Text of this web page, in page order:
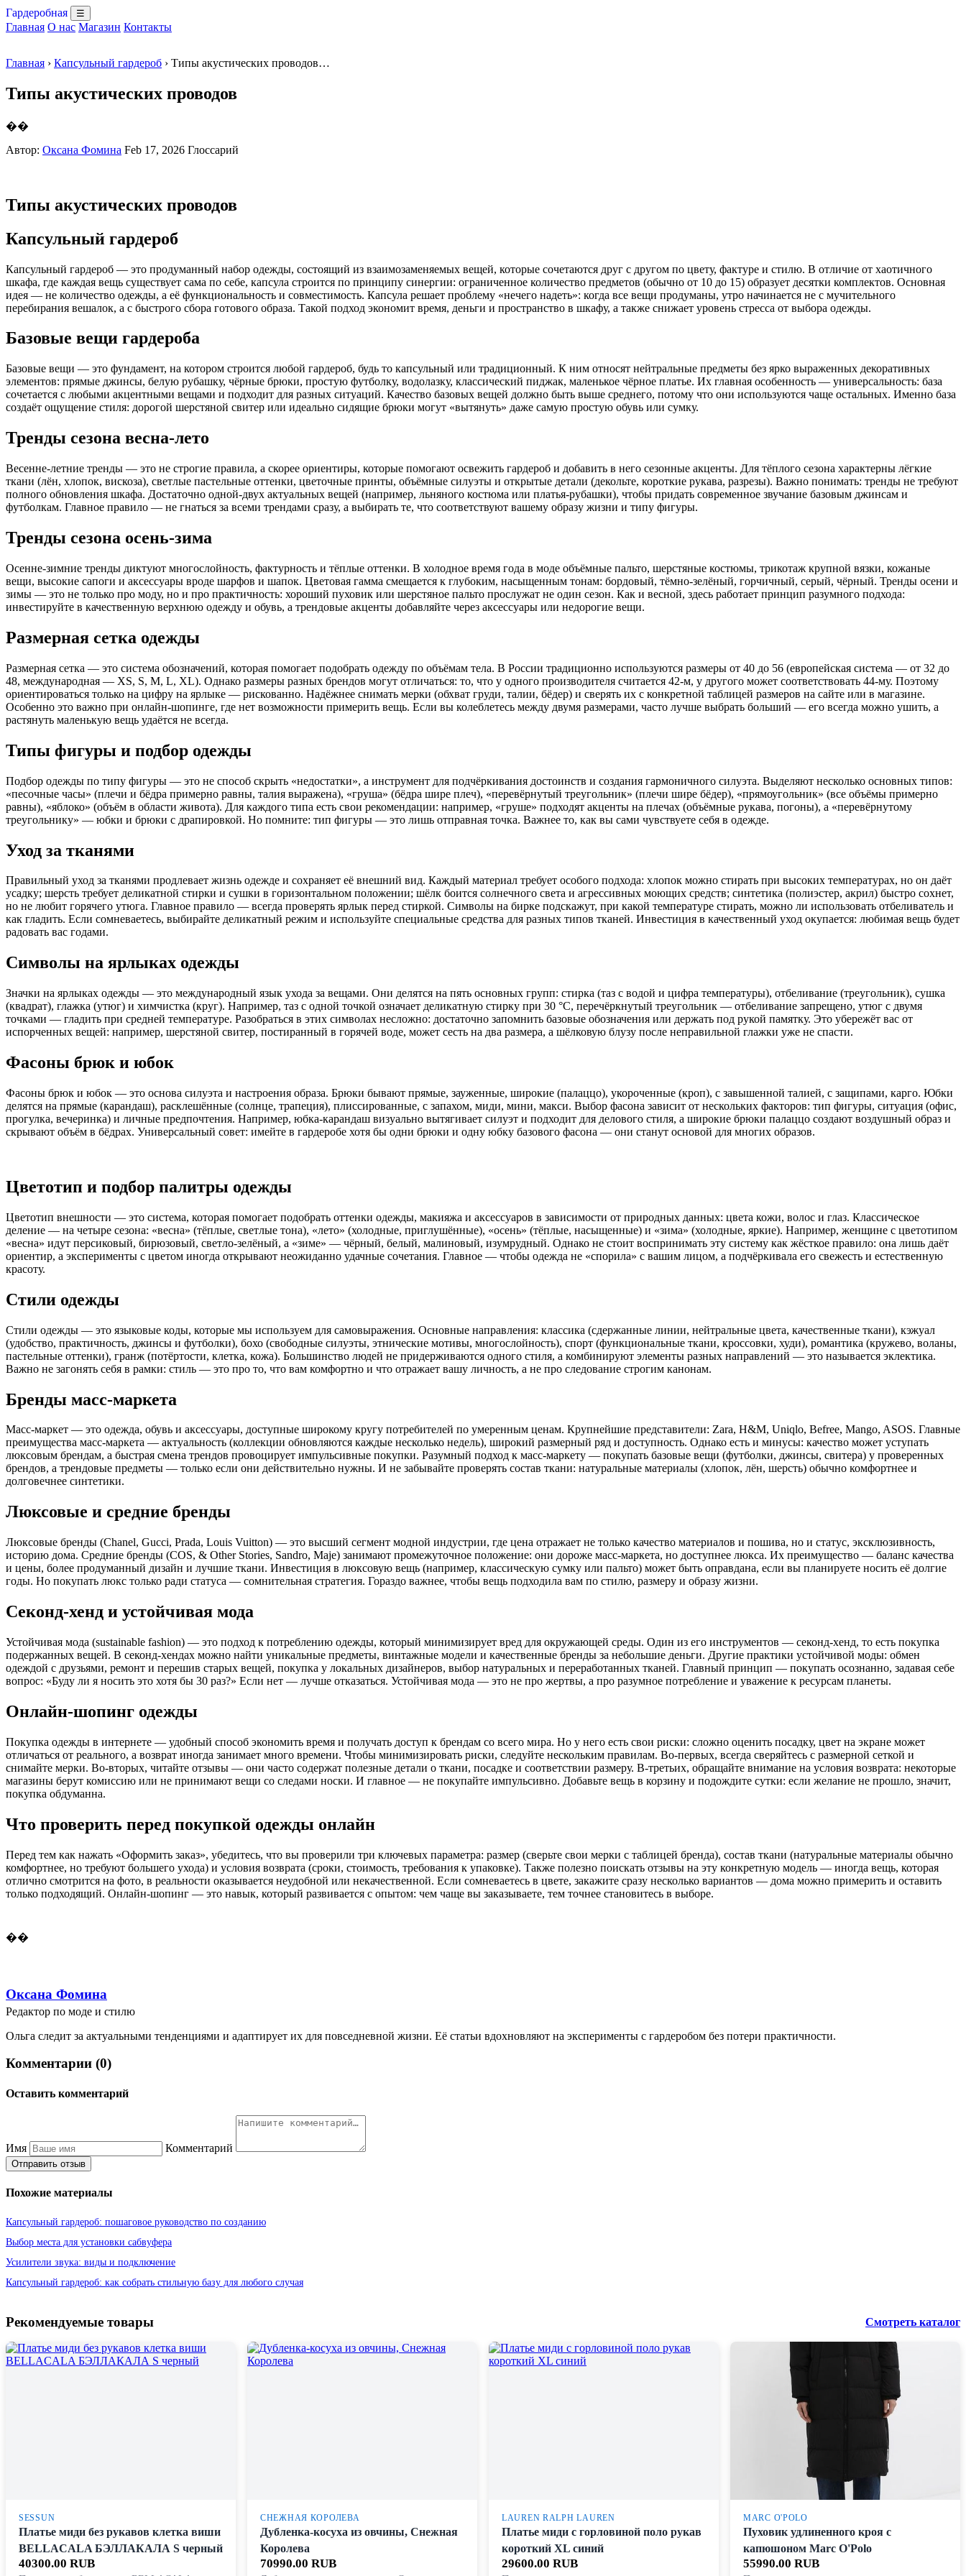
Гардеробная ☰
Главная О нас Магазин Контакты
Главная › Капсульный гардероб › Типы акустических проводов…
Типы акустических проводов
��
Автор: Оксана Фомина Feb 17, 2026 Глоссарий
Типы акустических проводов
Капсульный гардероб
Капсульный гардероб — это продуманный набор одежды, состоящий из взаимозаменяемых вещей, которые сочетаются друг с другом по цвету, фактуре и стилю. В отличие от хаотичного
шкафа, где каждая вещь существует сама по себе, капсула строится по принципу синергии: ограниченное количество предметов (обычно от 10 до 15) образует десятки комплектов. Основная
идея — не количество одежды, а её функциональность и совместимость. Капсула решает проблему «нечего надеть»: когда все вещи продуманы, утро начинается не с мучительного
перебирания вешалок, а с быстрого сбора готового образа. Такой подход экономит время, деньги и пространство в шкафу, а также снижает уровень стресса от выбора одежды.
Базовые вещи гардероба
Базовые вещи — это фундамент, на котором строится любой гардероб, будь то капсульный или традиционный. К ним относят нейтральные предметы без ярко выраженных декоративных
элементов: прямые джинсы, белую рубашку, чёрные брюки, простую футболку, водолазку, классический пиджак, маленькое чёрное платье. Их главная особенность — универсальность: база
сочетается с любыми акцентными вещами и подходит для разных ситуаций. Качество базовых вещей должно быть выше среднего, потому что они используются чаще остальных. Именно база
создаёт ощущение стиля: дорогой шерстяной свитер или идеально сидящие брюки могут «вытянуть» даже самую простую обувь или сумку.
Тренды сезона весна-лето
Весенне-летние тренды — это не строгие правила, а скорее ориентиры, которые помогают освежить гардероб и добавить в него сезонные акценты. Для тёплого сезона характерны лёгкие
ткани (лён, хлопок, вискоза), светлые пастельные оттенки, цветочные принты, объёмные силуэты и открытые детали (декольте, короткие рукава, разрезы). Важно понимать: тренды не требуют
полного обновления шкафа. Достаточно одной-двух актуальных вещей (например, льняного костюма или платья-рубашки), чтобы придать современное звучание базовым джинсам и
футболкам. Главное правило — не гнаться за всеми трендами сразу, а выбирать те, что соответствуют вашему образу жизни и типу фигуры.
Тренды сезона осень-зима
Осенне-зимние тренды диктуют многослойность, фактурность и тёплые оттенки. В холодное время года в моде объёмные пальто, шерстяные костюмы, трикотаж крупной вязки, кожаные
вещи, высокие сапоги и аксессуары вроде шарфов и шапок. Цветовая гамма смещается к глубоким, насыщенным тонам: бордовый, тёмно-зелёный, горчичный, серый, чёрный. Тренды осени и
зимы — это не только про моду, но и про практичность: хороший пуховик или шерстяное пальто прослужат не один сезон. Как и весной, здесь работает принцип разумного подхода:
инвестируйте в качественную верхнюю одежду и обувь, а трендовые акценты добавляйте через аксессуары или недорогие вещи.
Размерная сетка одежды
Размерная сетка — это система обозначений, которая помогает подобрать одежду по объёмам тела. В России традиционно используются размеры от 40 до 56 (европейская система — от 32 до
48, международная — XS, S, M, L, XL). Однако размеры разных брендов могут отличаться: то, что у одного производителя считается 42-м, у другого может соответствовать 44-му. Поэтому
ориентироваться только на цифру на ярлыке — рискованно. Надёжнее снимать мерки (обхват груди, талии, бёдер) и сверять их с конкретной таблицей размеров на сайте или в магазине.
Особенно это важно при онлайн-шопинге, где нет возможности примерить вещь. Если вы колеблетесь между двумя размерами, часто лучше выбрать больший — его всегда можно ушить, а
растянуть маленькую вещь удаётся не всегда.
Типы фигуры и подбор одежды
Подбор одежды по типу фигуры — это не способ скрыть «недостатки», а инструмент для подчёркивания достоинств и создания гармоничного силуэта. Выделяют несколько основных типов:
«песочные часы» (плечи и бёдра примерно равны, талия выражена), «груша» (бёдра шире плеч), «перевёрнутый треугольник» (плечи шире бёдер), «прямоугольник» (все объёмы примерно
равны), «яблоко» (объём в области живота). Для каждого типа есть свои рекомендации: например, «груше» подходят акценты на плечах (объёмные рукава, погоны), а «перевёрнутому
треугольнику» — юбки и брюки с драпировкой. Но помните: тип фигуры — это лишь отправная точка. Важнее то, как вы сами чувствуете себя в одежде.
Уход за тканями
Правильный уход за тканями продлевает жизнь одежде и сохраняет её внешний вид. Каждый материал требует особого подхода: хлопок можно стирать при высоких температурах, но он даёт
усадку; шерсть требует деликатной стирки и сушки в горизонтальном положении; шёлк боится солнечного света и агрессивных моющих средств; синтетика (полиэстер, акрил) быстро сохнет,
но не любит горячего утюга. Главное правило — всегда проверять ярлык перед стиркой. Символы на бирке подскажут, при какой температуре стирать, можно ли использовать отбеливатель и
как гладить. Если сомневаетесь, выбирайте деликатный режим и используйте специальные средства для разных типов тканей. Инвестиция в качественный уход окупается: любимая вещь будет
радовать вас годами.
Символы на ярлыках одежды
Значки на ярлыках одежды — это международный язык ухода за вещами. Они делятся на пять основных групп: стирка (таз с водой и цифра температуры), отбеливание (треугольник), сушка
(квадрат), глажка (утюг) и химчистка (круг). Например, таз с одной точкой означает деликатную стирку при 30 °C, перечёркнутый треугольник — отбеливание запрещено, утюг с двумя
точками — гладить при средней температуре. Разобраться в этих символах несложно: достаточно запомнить базовые обозначения или держать под рукой памятку. Это убережёт вас от
испорченных вещей: например, шерстяной свитер, постиранный в горячей воде, может сесть на два размера, а шёлковую блузу после неправильной глажки уже не спасти.
Фасоны брюк и юбок
Фасоны брюк и юбок — это основа силуэта и настроения образа. Брюки бывают прямые, зауженные, широкие (палаццо), укороченные (кроп), с завышенной талией, с защипами, карго. Юбки
делятся на прямые (карандаш), расклешённые (солнце, трапеция), плиссированные, с запахом, миди, мини, макси. Выбор фасона зависит от нескольких факторов: тип фигуры, ситуация (офис,
прогулка, вечеринка) и личные предпочтения. Например, юбка-карандаш визуально вытягивает силуэт и подходит для делового стиля, а широкие брюки палаццо создают воздушный образ и
скрывают объём в бёдрах. Универсальный совет: имейте в гардеробе хотя бы одни брюки и одну юбку базового фасона — они станут основой для многих образов.
Цветотип и подбор палитры одежды
Цветотип внешности — это система, которая помогает подобрать оттенки одежды, макияжа и аксессуаров в зависимости от природных данных: цвета кожи, волос и глаз. Классическое
деление — на четыре сезона: «весна» (тёплые, светлые тона), «лето» (холодные, приглушённые), «осень» (тёплые, насыщенные) и «зима» (холодные, яркие). Например, женщине с цветотипом
«весна» идут персиковый, бирюзовый, светло-зелёный, а «зиме» — чёрный, белый, малиновый, изумрудный. Однако не стоит воспринимать эту систему как жёсткое правило: она лишь даёт
ориентир, а эксперименты с цветом иногда открывают неожиданно удачные сочетания. Главное — чтобы одежда не «спорила» с вашим лицом, а подчёркивала его свежесть и естественную
красоту.
Стили одежды
Стили одежды — это языковые коды, которые мы используем для самовыражения. Основные направления: классика (сдержанные линии, нейтральные цвета, качественные ткани), кэжуал
(удобство, практичность, джинсы и футболки), бохо (свободные силуэты, этнические мотивы, многослойность), спорт (функциональные ткани, кроссовки, худи), романтика (кружево, воланы,
пастельные оттенки), гранж (потёртости, клетка, кожа). Большинство людей не придерживаются одного стиля, а комбинируют элементы разных направлений — это называется эклектика.
Важно не загонять себя в рамки: стиль — это про то, что вам комфортно и что отражает вашу личность, а не про следование строгим канонам.
Бренды масс-маркета
Масс-маркет — это одежда, обувь и аксессуары, доступные широкому кругу потребителей по умеренным ценам. Крупнейшие представители: Zara, H&M, Uniqlo, Befree, Mango, ASOS. Главные
преимущества масс-маркета — актуальность (коллекции обновляются каждые несколько недель), широкий размерный ряд и доступность. Однако есть и минусы: качество может уступать
люксовым брендам, а быстрая смена трендов провоцирует импульсивные покупки. Разумный подход к масс-маркету — покупать базовые вещи (футболки, джинсы, свитера) у проверенных
брендов, а трендовые предметы — только если они действительно нужны. И не забывайте проверять состав ткани: натуральные материалы (хлопок, лён, шерсть) обычно комфортнее и
долговечнее синтетики.
Люксовые и средние бренды
Люксовые бренды (Chanel, Gucci, Prada, Louis Vuitton) — это высший сегмент модной индустрии, где цена отражает не только качество материалов и пошива, но и статус, эксклюзивность,
историю дома. Средние бренды (COS, & Other Stories, Sandro, Maje) занимают промежуточное положение: они дороже масс-маркета, но доступнее люкса. Их преимущество — баланс качества
и цены, более продуманный дизайн и лучшие ткани. Инвестиция в люксовую вещь (например, классическую сумку или пальто) может быть оправдана, если вы планируете носить её долгие
годы. Но покупать люкс только ради статуса — сомнительная стратегия. Гораздо важнее, чтобы вещь подходила вам по стилю, размеру и образу жизни.
Секонд-хенд и устойчивая мода
Устойчивая мода (sustainable fashion) — это подход к потреблению одежды, который минимизирует вред для окружающей среды. Один из его инструментов — секонд-хенд, то есть покупка
подержанных вещей. В секонд-хендах можно найти уникальные предметы, винтажные модели и качественные бренды за небольшие деньги. Другие практики устойчивой моды: обмен
одеждой с друзьями, ремонт и перешив старых вещей, покупка у локальных дизайнеров, выбор натуральных и переработанных тканей. Главный принцип — покупать осознанно, задавая себе
вопрос: «Буду ли я носить это хотя бы 30 раз?» Если нет — лучше отказаться. Устойчивая мода — это не про жертвы, а про разумное потребление и уважение к ресурсам планеты.
Онлайн-шопинг одежды
Покупка одежды в интернете — удобный способ экономить время и получать доступ к брендам со всего мира. Но у него есть свои риски: сложно оценить посадку, цвет на экране может
отличаться от реального, а возврат иногда занимает много времени. Чтобы минимизировать риски, следуйте нескольким правилам. Во-первых, всегда сверяйтесь с размерной сеткой и
снимайте мерки. Во-вторых, читайте отзывы — они часто содержат полезные детали о ткани, посадке и соответствии размеру. В-третьих, обращайте внимание на условия возврата: некоторые
магазины берут комиссию или не принимают вещи со следами носки. И главное — не покупайте импульсивно. Добавьте вещь в корзину и подождите сутки: если желание не прошло, значит,
покупка обдуманна.
Что проверить перед покупкой одежды онлайн
Перед тем как нажать «Оформить заказ», убедитесь, что вы проверили три ключевых параметра: размер (сверьте свои мерки с таблицей бренда), состав ткани (натуральные материалы обычно
комфортнее, но требуют большего ухода) и условия возврата (сроки, стоимость, требования к упаковке). Также полезно поискать отзывы на эту конкретную модель — иногда вещь, которая
отлично смотрится на фото, в реальности оказывается неудобной или некачественной. Если сомневаетесь в цвете, закажите сразу несколько вариантов — дома можно примерить и оставить
только подходящий. Онлайн-шопинг — это навык, который развивается с опытом: чем чаще вы заказываете, тем точнее становитесь в выборе.
��
Оксана Фомина
Редактор по моде и стилю
Ольга следит за актуальными тенденциями и адаптирует их для повседневной жизни. Её статьи вдохновляют на эксперименты с гардеробом без потери практичности.
Комментарии (0)
Оставить комментарий
Имя Комментарий
Отправить отзыв
Похожие материалы
Капсульный гардероб: пошаговое руководство по созданию
Выбор места для установки сабвуфера
Усилители звука: виды и подключение
Капсульный гардероб: как собрать стильную базу для любого случая
Рекомендуемые товары Смотреть каталог
SESSUN
Платье миди без рукавов клетка виши
BELLACALA БЭЛЛАКАЛА S черный
40300.00 RUB
СНЕЖНАЯ КОРОЛЕВА
Дубленка-косуха из овчины, Снежная
Королева
70990.00 RUB
LAUREN RALPH LAUREN
Платье миди с горловиной поло рукав
короткий XL синий
29600.00 RUB
MARC O'POLO
Пуховик удлиненного кроя с
капюшоном Marc O'Polo
55990.00 RUB